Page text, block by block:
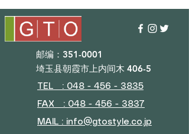
邮编：351-0001
埼玉县朝霞市上内间木 406-5
TEL : 048 - 456 - 3835​
FAX : 048 - 456 - 3837
MAIL : info@gtostyle.co.jp